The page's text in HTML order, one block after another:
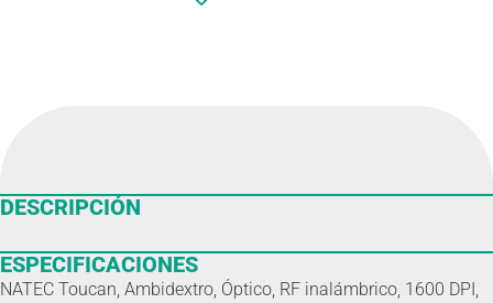
DESCRIPCIÓN
ESPECIFICACIONES
NATEC Toucan, Ambidextro, Óptico, RF inalámbrico, 1600 DPI,